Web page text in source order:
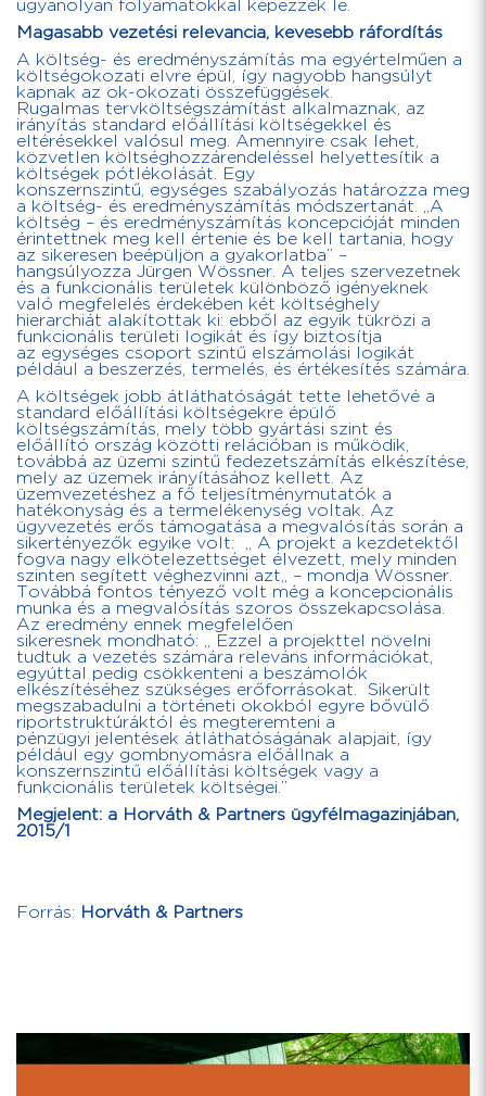
ugyanolyan folyamatokkal képezzék le.
Magasabb vezetési relevancia, kevesebb ráfordítás
A költség- és eredményszámítás ma egyértelműen a
költségokozati elvre épül, így nagyobb hangsúlyt
kapnak az ok-okozati összefüggések.
Rugalmas tervköltségszámítást alkalmaznak, az
irányítás standard előállítási költségekkel és
eltérésekkel valósul meg. Amennyire csak lehet,
közvetlen költséghozzárendeléssel helyettesítik a
költségek pótlékolását. Egy
konszernszintű, egységes szabályozás határozza meg
a költség- és eredményszámítás módszertanát. „A
költség – és eredményszámítás koncepcióját minden
érintettnek meg kell értenie és be kell tartania, hogy
az sikeresen beépüljön a gyakorlatba” –
hangsúlyozza Jürgen Wössner. A teljes szervezetnek
és a funkcionális területek különböző igényeknek
való megfelelés érdekében két költséghely
hierarchiát alakítottak ki: ebből az egyik tükrözi a
funkcionális területi logikát és így biztosítja
az egységes csoport szintű elszámolási logikát
például a beszerzés, termelés, és értékesítés számára.
A költségek jobb átláthatóságát tette lehetővé a
standard előállítási költségekre épülő
költségszámítás, mely több gyártási szint és
előállító ország közötti relációban is működik,
továbbá az üzemi szintű fedezetszámítás elkészítése,
mely az üzemek irányításához kellett. Az
üzemvezetéshez a fő teljesítménymutatók a
hatékonyság és a termelékenység voltak. Az
ügyvezetés erős támogatása a megvalósítás során a
sikertényezők egyike volt: „ A projekt a kezdetektől
fogva nagy elkötelezettséget élvezett, mely minden
szinten segített véghezvinni azt„ – mondja Wössner.
Továbbá fontos tényező volt még a koncepcionális
munka és a megvalósítás szoros összekapcsolása.
Az eredmény ennek megfelelően
sikeresnek mondható: „ Ezzel a projekttel növelni
tudtuk a vezetés számára releváns információkat,
egyúttal pedig csökkenteni a beszámolók
elkészítéséhez szükséges erőforrásokat. Sikerült
megszabadulni a történeti okokból egyre bővülő
riportstruktúráktól és megteremteni a
pénzügyi jelentések átláthatóságának alapjait, így
például egy gombnyomásra előállnak a
konszernszintű előállítási költségek vagy a
funkcionális területek költségei.”
Megjelent: a Horváth & Partners ügyfélmagazinjában,
2015/1
Forrás: Horváth & Partners